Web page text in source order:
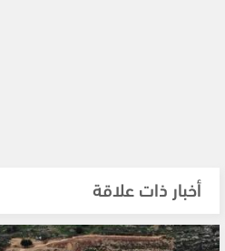
أخبار ذات علاقة